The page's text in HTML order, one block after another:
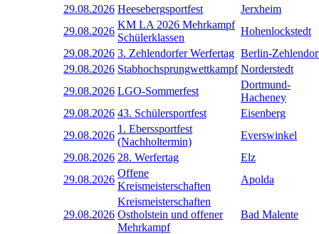
29.08.2026 Heesebergsportfest
Jerxheim
29.08.2026
KM LA 2026 Mehrkampf
Schülerklassen
Hohenlockstedt
29.08.2026 3. Zehlendorfer Werfertag Berlin-
29.08.2026 Stabhochsprungwettkampf Norderstedt
29.08.2026 LGO-Sommerfest
Dortmund-
Hacheney
29.08.2026 43. Schülersportfest
Eisenberg
29.08.2026
1. Eberssportfest
(Nachholtermin)
Everswinkel
29.08.2026 28. Werfertag
Elz
29.08.2026
Offene
Kreismeisterschaften
Apolda
29.08.2026
Kreismeisterschaften
Ostholstein und offener
Mehrkampf
Bad Malente